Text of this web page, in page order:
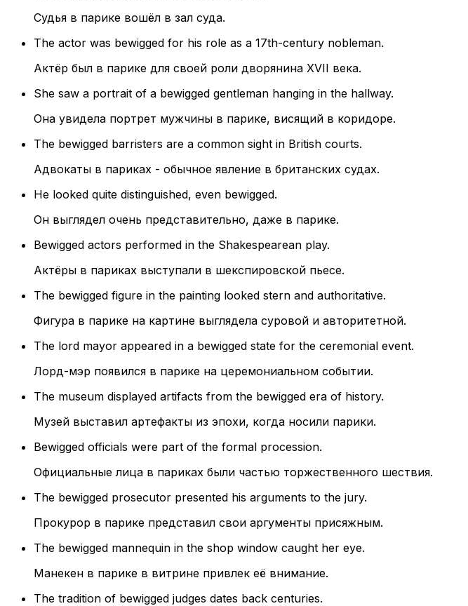
Судья в парике вошёл в зал суда.
The actor was bewigged for his role as a 17th-century nobleman.
Актёр был в парике для своей роли дворянина XVII века.
She saw a portrait of a bewigged gentleman hanging in the hallway.
Она увидела портрет мужчины в парике, висящий в коридоре.
The bewigged barristers are a common sight in British courts.
Адвокаты в париках - обычное явление в британских судах.
He looked quite distinguished, even bewigged.
Он выглядел очень представительно, даже в парике.
Bewigged actors performed in the Shakespearean play.
Актёры в париках выступали в шекспировской пьесе.
The bewigged figure in the painting looked stern and authoritative.
Фигура в парике на картине выглядела суровой и авторитетной.
The lord mayor appeared in a bewigged state for the ceremonial event.
Лорд-мэр появился в парике на церемониальном событии.
The museum displayed artifacts from the bewigged era of history.
Музей выставил артефакты из эпохи, когда носили парики.
Bewigged officials were part of the formal procession.
Официальные лица в париках были частью торжественного шествия.
The bewigged prosecutor presented his arguments to the jury.
Прокурор в парике представил свои аргументы присяжным.
The bewigged mannequin in the shop window caught her eye.
Манекен в парике в витрине привлек её внимание.
The tradition of bewigged judges dates back centuries.